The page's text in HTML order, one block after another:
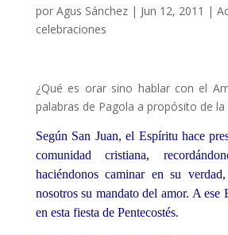
por Agus Sánchez| Jun 12, 2011 |
celebraciones
¿Qué es orar sino hablar con el
palabras de Pagola a propósito de
Según San Juan, el Espíritu hace
comunidad cristiana,
haciéndonos caminar en su
nosotros su mandato del amor. A ese
en esta fiesta de Pentecostés.